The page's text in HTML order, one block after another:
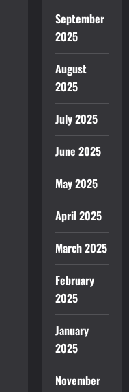
September
2025
August
2025
July 2025
June 2025
May 2025
April 2025
March 2025
February
2025
January
2025
November